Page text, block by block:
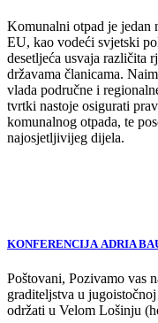
Komunalni otpad je jedan
EU, kao vodeći svjetski
desetljeća usvaja različita
državama članicama.
vlada područne i
tvrtki nastoje osigurati
komunalnog otpada, te
najosjetljivijeg dijela.
KONFERENCIJA ADRIA
Poštovani, Pozivamo vas
graditeljstva u
održati u Velom Lošinju